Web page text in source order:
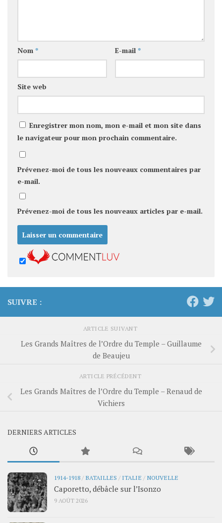
Nom * E-mail *
Site web
Enregistrer mon nom, mon e-mail et mon site dans
le navigateur pour mon prochain commentaire.
Prévenez-moi de tous les nouveaux commentaires par
e-mail.
Prévenez-moi de tous les nouveaux articles par e-mail.
SUIVRE :
ARTICLE SUIVANT
Les Grands Maîtres de l’Ordre du Temple – Guillaume
de Beaujeu
ARTICLE PRÉCÉDENT
Les Grands Maîtres de l’Ordre du Temple – Renaud de
Vichiers
DERNIERS ARTICLES
1914-1918/ BATAILLES / ITALIE / NOUVELLE
Caporetto, débâcle sur l’Isonzo
9 AOÛT 2026